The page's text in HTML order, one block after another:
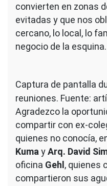
convierten en zonas
evitadas y que nos
cercano, lo local, lo
negocio de la esquina.
Captura de pantalla
reuniones. Fuente:
Agradezco la
compartir con ex-
quienes no conocía,
Kuma yArq. David
oficina Gehl, quienes
compartieron sus